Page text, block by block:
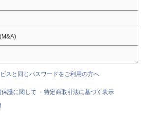
スと同じパスワードをご利用の方へ
保護に関して
・特定商取引法に基づく表示